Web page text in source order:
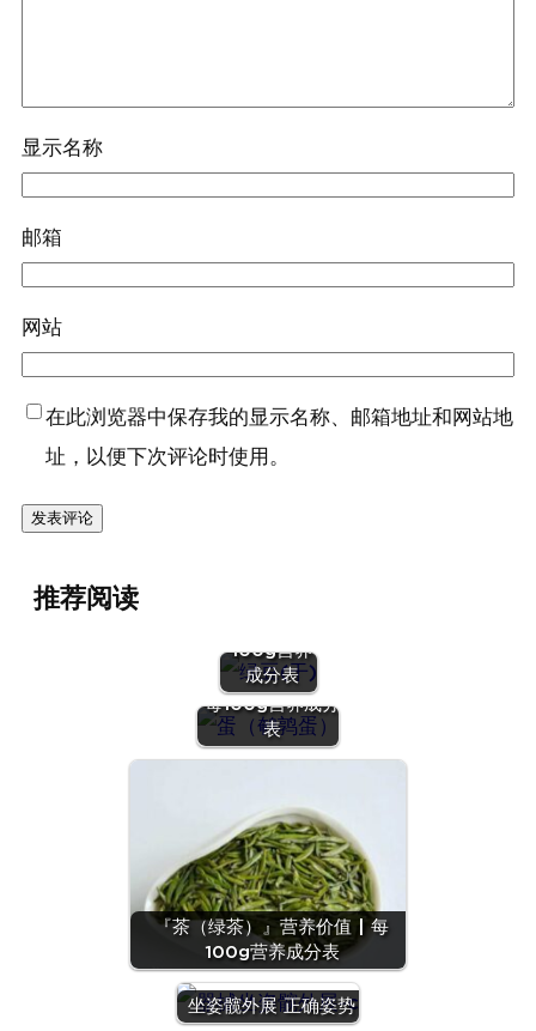
显示名称
邮箱
网站
在此浏览器中保存我的显示名称、邮箱地址和网站地
址，以便下次评论时使用。
推荐阅读
100g营养
成分表
『蛋（鹌鹑
蛋）』营养价值 |
每100g营养成分
表
『茶（绿茶）』营养价值 | 每
100g营养成分表
坐姿髋外展 正确姿势
『沙拉
酱』营养
价值 | 每